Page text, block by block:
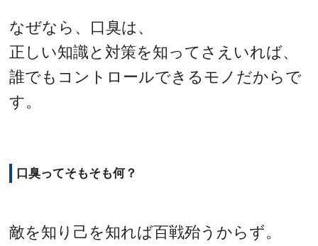
なぜなら、口臭は、
正しい知識と対策を知ってさえいれば、
誰でもコントロールできるモノだからで
す。
口臭ってそもそも何？
敵を知り己を知れば百戦殆うからず。